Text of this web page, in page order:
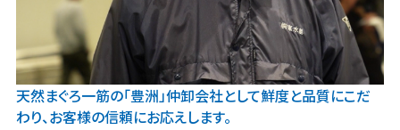
天然まぐろ一筋の「豊洲」仲卸会社として鮮度と品質にこだ
わり、お客様の信頼にお応えします。